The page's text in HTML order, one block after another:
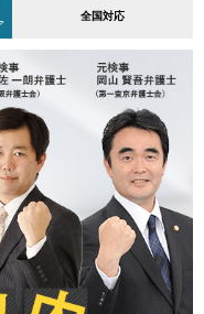
全国対応